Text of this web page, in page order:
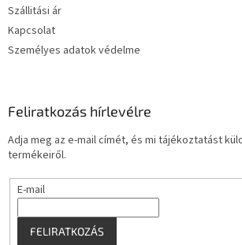
Szállitási ár
Kapcsolat
Személyes adatok védelme
Feliratkozás hírlevélre
Adja meg az e-mail címét, és mi tájékoztatást
termékeiről.
E-mail
FELIRATKOZÁS